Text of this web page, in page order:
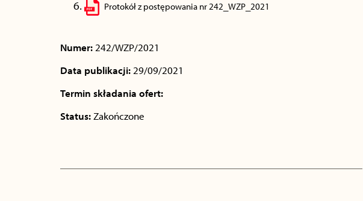
Protokół z postępowania nr 242_WZP_2021
Numer:242/WZP/2021
Data publikacji:29/09/2021
Termin składania ofert:
Status:Zakończone